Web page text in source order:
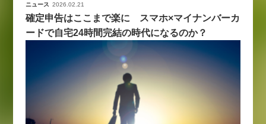
ニュース 2026.02.21
確定申告はここまで楽に スマホ×マイナンバーカ
ードで自宅24時間完結の時代になるのか？